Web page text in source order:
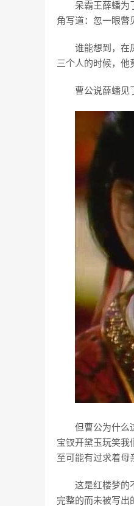
呆霸王薛蟠为
角写道：忽一眼瞥
谁能想到，在
三个人的时候，他
曹公说薛蟠见
但曹公为什么
宝钗开黛玉玩笑我
至可能有过求着母
这是红楼梦的
完整的而未被写出